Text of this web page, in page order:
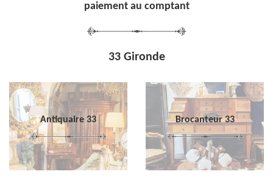
paiement au comptant
33 Gironde
Antiquaire 33 Brocanteur 33